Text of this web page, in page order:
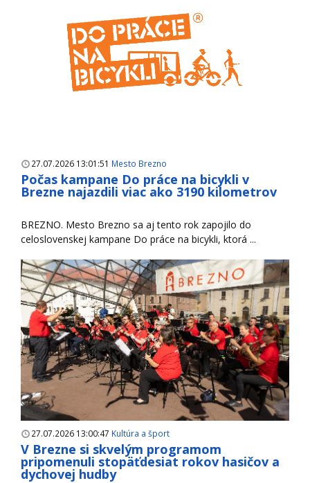
27.07.2026 13:01:51 Mesto Brezno
Počas kampane Do práce na bicykli v
Brezne najazdili viac ako 3190 kilometrov
BREZNO. Mesto Brezno sa aj tento rok zapojilo do
celoslovenskej kampane Do práce na bicykli, ktorá ...
27.07.2026 13:00:47 Kultúra a šport
V Brezne si skvelým programom
pripomenuli stopäťdesiat rokov hasičov a
dychovej hudby